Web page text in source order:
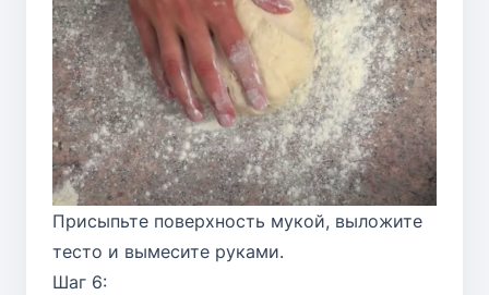
Присыпьте поверхность мукой, выложите
тесто и вымесите руками.
Шаг 6: